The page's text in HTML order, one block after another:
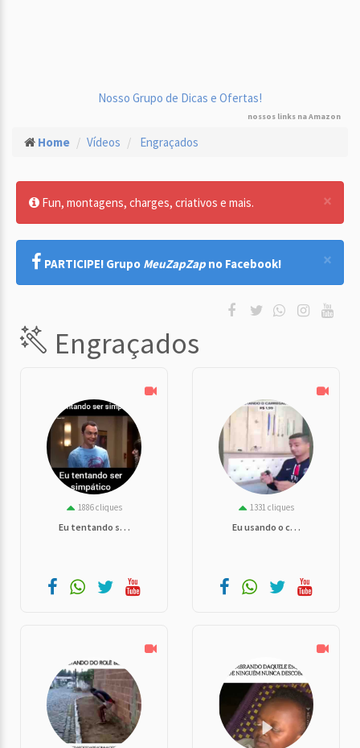
Nosso Grupo de Dicas e Ofertas!
nossos links na Amazon
Home Vídeos Engraçados
×
Fun, montagens, charges, criativos e mais.
×
PARTICIPE! Grupo MeuZapZap no Facebook!
Engraçados
1886 cliques
Eu tentando s. . .
1331 cliques
Eu usando o c. . .